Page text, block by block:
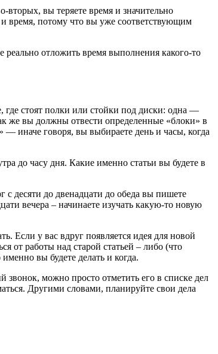
вы теряете время и значительно
время, потому что вы уже соответствующим
отложить время выполнения какого-то
где стоят полки или стойки под диски: одна —
же вы должны отвести определенные «блоки» в
иначе говоря, вы выбираете день и часы, когда
до часу дня. Какие именно статьи вы будете в
с десяти до двенадцати до обеда вы пишете
вечера – начинаете изучать какую-то новую
Если у вас вдруг появляется идея для новой
от работы над старой статьей – либо (что
вы будете делать и когда.
звонок, можно просто отметить его в списке дел
Другими словами, планируйте свои дела